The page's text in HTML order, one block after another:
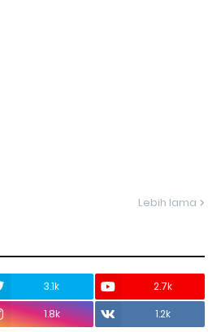
Lebih lama
3.1k
2.7k
1.8k 1.2k